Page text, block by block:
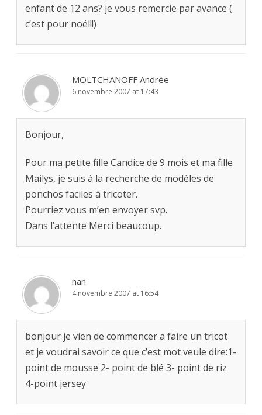
enfant de 12 ans? je vous remercie par avance (
c’est pour noël!!)
MOLTCHANOFF Andrée
6 novembre 2007 at 17:43
Bonjour,
Pour ma petite fille Candice de 9 mois et ma fille
Mailys, je suis à la recherche de modèles de
ponchos faciles à tricoter.
Pourriez vous m’en envoyer svp.
Dans l’attente Merci beaucoup.
nan
4 novembre 2007 at 16:54
bonjour je vien de commencer a faire un tricot
et je voudrai savoir ce que c’est mot veule dire:1-
point de mousse 2- point de blé 3- point de riz
4-point jersey